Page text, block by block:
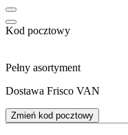
Kod pocztowy
Pełny asortyment
Dostawa Frisco VAN
Zmień kod pocztowy